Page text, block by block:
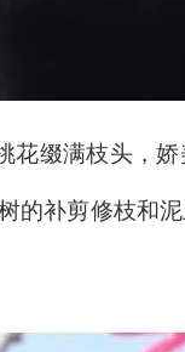
缀满枝头，
的补剪修枝和